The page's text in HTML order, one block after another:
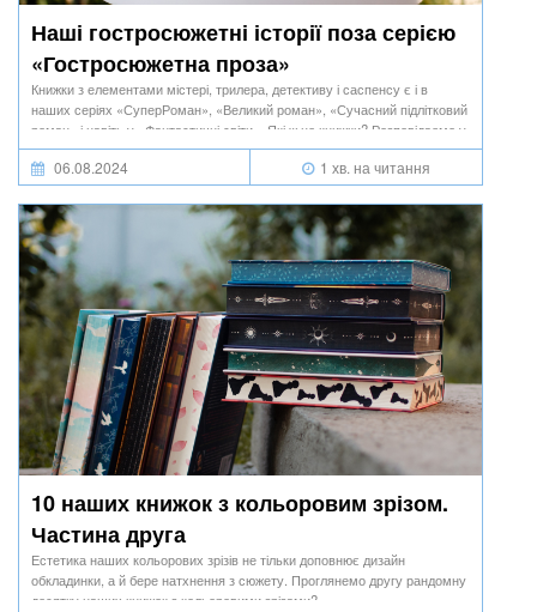
Наші гостросюжетні історії поза серією
«Гостросюжетна проза»
Книжки з елементами містері, трилера, детективу і саспенсу є і в
наших серіях «СуперРоман», «Великий роман», «Сучасний підлітковий
роман» і навіть у «Фантастичні світи». Які ж це книжки? Розповідаємо у
цій добірці.
06.08.2024 1 хв. на читання
10 наших книжок з кольоровим зрізом.
Частина друга
Естетика наших кольорових зрізів не тільки доповнює дизайн
обкладинки, а й бере натхнення з сюжету. Проглянемо другу рандомну
десятку наших книжок з кольоровими зрізами?